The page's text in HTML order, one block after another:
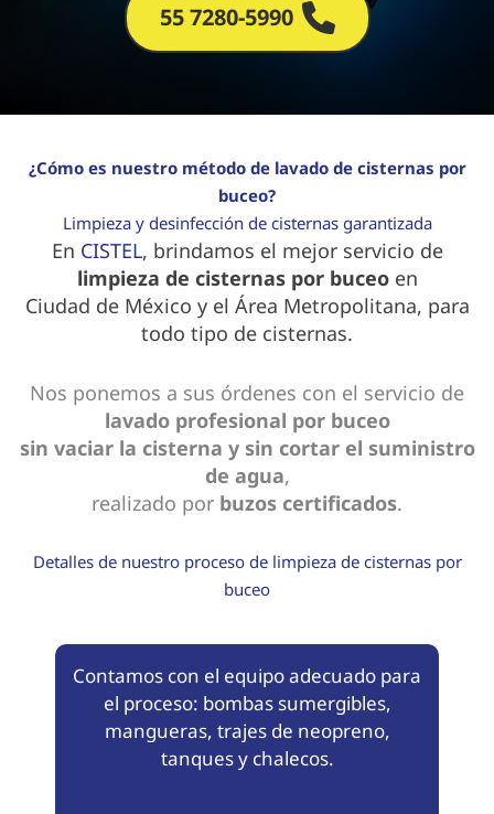
55 7280-5990
¿Cómo es nuestro método de lavado de cisternas por
buceo?
Limpieza y desinfección de cisternas garantizada
En CISTEL, brindamos el mejor servicio de
limpieza de cisternas por buceoen
Ciudad de México y el Área Metropolitana, para
todo tipo de cisternas.
Nos ponemos a sus órdenes con el servicio de
lavado profesional por buceo
sin vaciar la cisterna y sin cortar el suministro
de agua,
realizado por buzos certificados.
Detalles de nuestro proceso de limpieza de cisternas por
buceo
Contamos con el equipo adecuado para
el proceso: bombas sumergibles,
mangueras, trajes de neopreno,
tanques y chalecos.